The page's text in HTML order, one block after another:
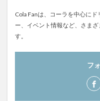
Cola Fanは、コーラを中心に
ー、イベント情報など、さま
す。
フ